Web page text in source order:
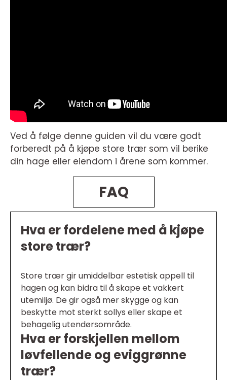
Ved å følge denne guiden vil du være godt
forberedt på å kjøpe store trær som vil berike
din hage eller eiendom i årene som kommer.
FAQ
Hva er fordelene med å kjøpe
store trær?
Store trær gir umiddelbar estetisk appell til
hagen og kan bidra til å skape et vakkert
utemiljø. De gir også mer skygge og kan
beskytte mot sterkt sollys eller skape et
behagelig utendørsområde.
Hva er forskjellen mellom
løvfellende og eviggrønne
trær?